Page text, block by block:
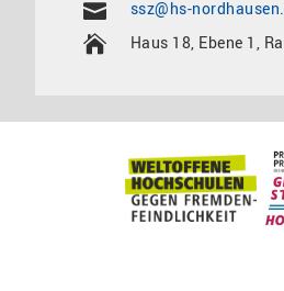
ssz@hs-
Haus 18, Ebene 1,